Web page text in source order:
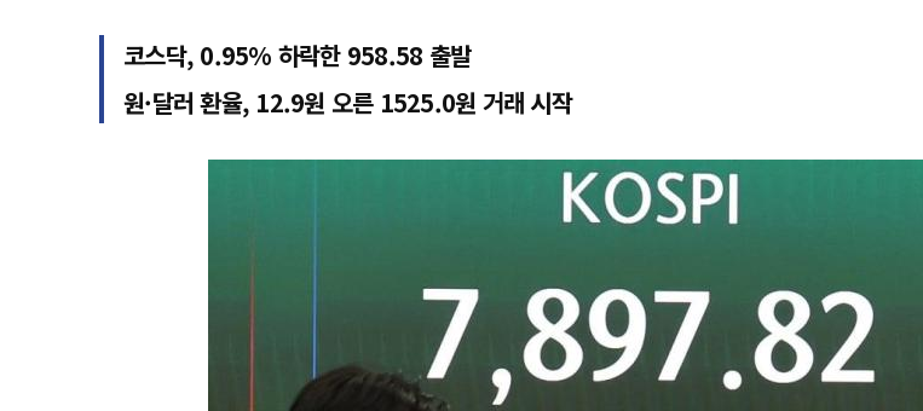
코스닥, 0.95% 하락한 958.58 출발
원·달러 환율, 12.9원 오른 1525.0원 거래 시작